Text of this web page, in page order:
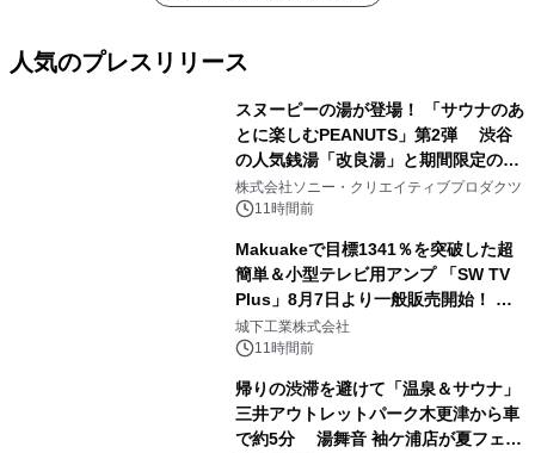
人気のプレスリリース
スヌーピーの湯が登場！ 「サウナのあ
とに楽しむPEANUTS」第2弾 渋谷
の人気銭湯「改良湯」と期間限定のコ
ラボレーション サウナイキタイコラ
ボグッズも発売決定！
株式会社ソニー・クリエイティブプロダクツ
11時間前
Makuakeで目標1341％を突破した超
簡単＆小型テレビ用アンプ 「SW TV
Plus」8月7日より一般販売開始！ ケ
ーブル1本つなぐだけ、テレビの音が
ぐっと豊かに
城下工業株式会社
11時間前
帰りの渋滞を避けて「温泉＆サウナ」
三井アウトレットパーク木更津から車
で約5分 湯舞音 袖ケ浦店が夏フェア